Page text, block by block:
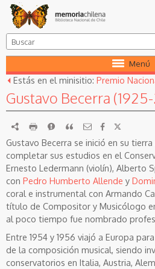
Menú
Estás en el minisitio: Premio
Gustavo Becerra
RDF imprimirReportarCitar
Gustavo Becerra se inició en su
completar sus estudios en el
Ernesto Ledermann (violín), Alberto
con Pedro Humberto Allende y
coral e instrumental con Armando
título de Compositor y Musicólogo
al poco tiempo fue nombrado
Entre 1954 y 1956 viajó a Europa
de la composición musical, siendo
conservatorios en Italia, Austria,